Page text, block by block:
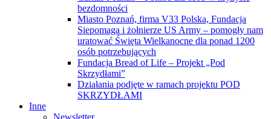
bezdomności
Miasto Poznań, firma V33 Polska, Fundacja
Siepomaga i żołnierze US Army – pomogły nam
uratować Święta Wielkanocne dla ponad 1200
osób potrzebujących
Fundacja Bread of Life – Projekt „Pod
Skrzydłami”
Działania podjęte w ramach projektu POD
SKRZYDŁAMI
Inne
Newsletter